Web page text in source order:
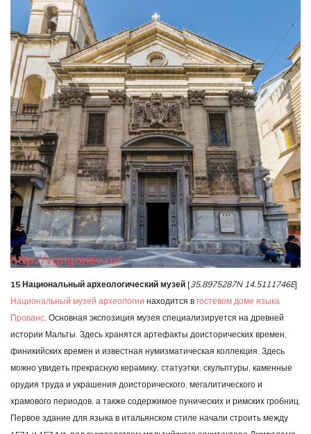
15 Национальный археологический музей [35.8975287N 14.5111746E]
Национальный музей археологии находится в гостевом доме языка
Прованс . Основная экспозиция музея специализируется на древней
истории Мальты. Здесь хранятся артефакты доисторических времен,
финикийских времен и известная нумизматическая коллекция. Здесь
можно увидеть прекрасную керамику, статуэтки, скульптуры, каменные
орудия труда и украшения доисторического, мегалитического и
храмового периодов, а также содержимое пунических и римских гробниц.
Первое здание для языка в итальянском стиле начали строить между